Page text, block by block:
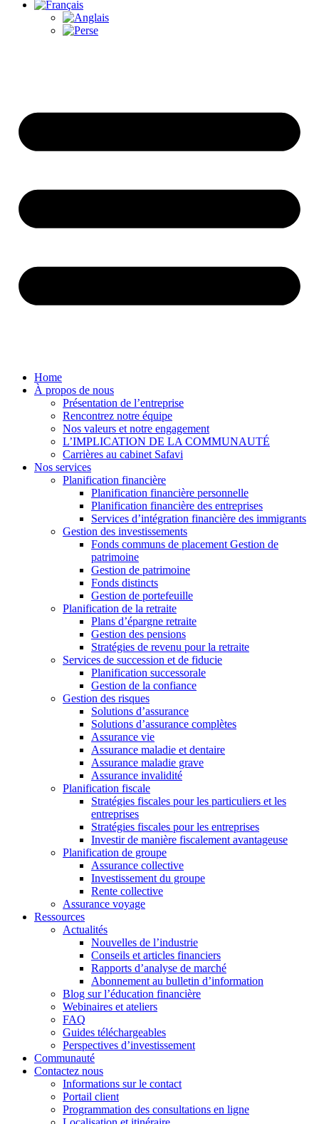
Home
À propos de nous
Présentation de l’entreprise
Rencontrez notre équipe
Nos valeurs et notre engagement
L’IMPLICATION DE LA COMMUNAUTÉ
Carrières au cabinet Safavi
Nos services
Planification financière
Planification financière personnelle
Planification financière des entreprises
Services d’intégration financière des immigrants
Gestion des investissements
Fonds communs de placement Gestion de
patrimoine
Gestion de patrimoine
Fonds distincts
Gestion de portefeuille
Planification de la retraite
Plans d’épargne retraite
Gestion des pensions
Stratégies de revenu pour la retraite
Services de succession et de fiducie
Planification successorale
Gestion de la confiance
Gestion des risques
Solutions d’assurance
Solutions d’assurance complètes
Assurance vie
Assurance maladie et dentaire
Assurance maladie grave
Assurance invalidité
Planification fiscale
Stratégies fiscales pour les particuliers et les
entreprises
Stratégies fiscales pour les entreprises
Investir de manière fiscalement avantageuse
Planification de groupe
Assurance collective
Investissement du groupe
Rente collective
Assurance voyage
Ressources
Actualités
Nouvelles de l’industrie
Conseils et articles financiers
Rapports d’analyse de marché
Abonnement au bulletin d’information
Blog sur l’éducation financière
Webinaires et ateliers
FAQ
Guides téléchargeables
Perspectives d’investissement
Communauté
Contactez nous
Informations sur le contact
Portail client
Programmation des consultations en ligne